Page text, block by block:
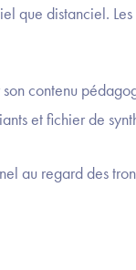
que distanciel.
contenu
et fichier de
au regard des